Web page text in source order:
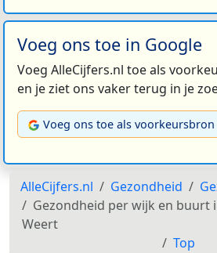
Voeg ons toe in Google
Voeg AlleCijfers.nl toe als
en je ziet ons vaker terug in je
Voeg ons toe als voorkeursbron
AlleCijfers.nl Gezondheid
Gezondheid per wijk en buurt
Weert
Top